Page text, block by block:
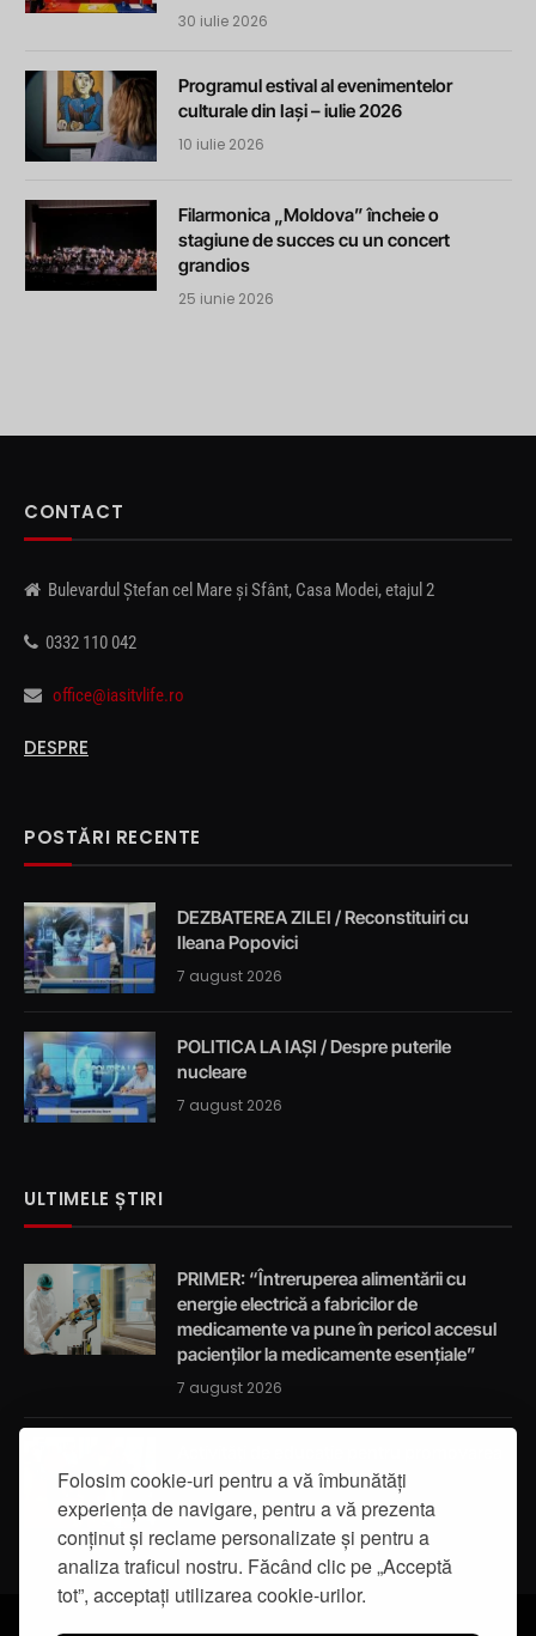
Folosim cookie-uri pentru a vă îmbunătăți
experiența de navigare, pentru a vă prezenta
conținut și reclame personalizate și pentru a
analiza traficul nostru. Făcând clic pe „Acceptă
tot”, acceptați utilizarea cookie-urilor.
30 iulie 2026
Programul estival al evenimentelor
culturale din Iași – iulie 2026
10 iulie 2026
Filarmonica „Moldova” încheie o
stagiune de succes cu un concert
grandios
25 iunie 2026
CONTACT
Bulevardul Ștefan cel Mare și Sfânt, Casa Modei, etajul 2
0332 110 042
office@iasitvlife.ro
DESPRE
POSTĂRI RECENTE
DEZBATEREA ZILEI / Reconstituiri cu
Ileana Popovici
7 august 2026
POLITICA LA IAȘI / Despre puterile
nucleare
7 august 2026
ULTIMELE ȘTIRI
PRIMER: “Întreruperea alimentării cu
energie electrică a fabricilor de
medicamente va pune în pericol accesul
pacienților la medicamente esențiale”
7 august 2026
integrității
7 august 2026